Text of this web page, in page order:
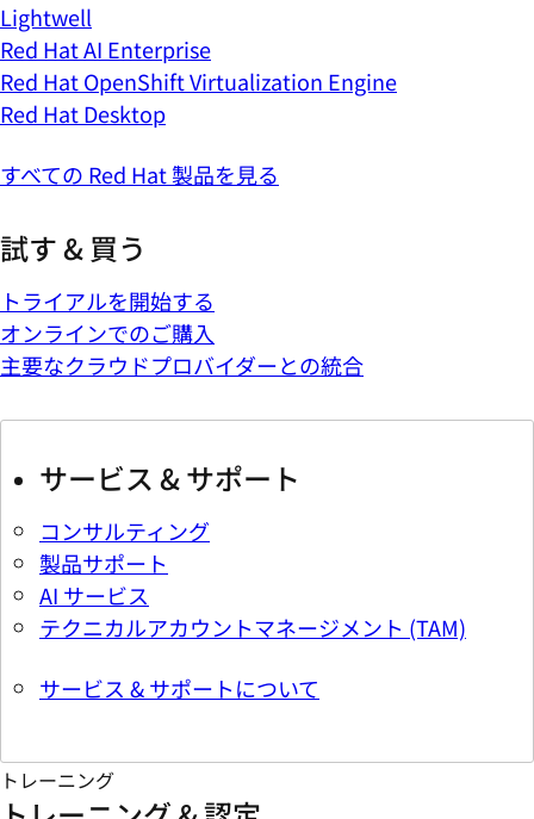
Lightwell
Red Hat AI Enterprise
Red Hat OpenShift Virtualization Engine
Red Hat Desktop
すべての Red Hat 製品を見る
試す & 買う
トライアルを開始する
オンラインでのご購入
主要なクラウドプロバイダーとの統合
サービス & サポート
コンサルティング
製品サポート
AI サービス
テクニカルアカウントマネージメント (TAM)
サービス & サポートについて
トレーニング